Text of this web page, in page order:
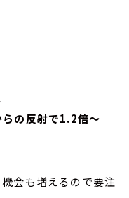
らの反射で1.2倍～
会も増えるので要注